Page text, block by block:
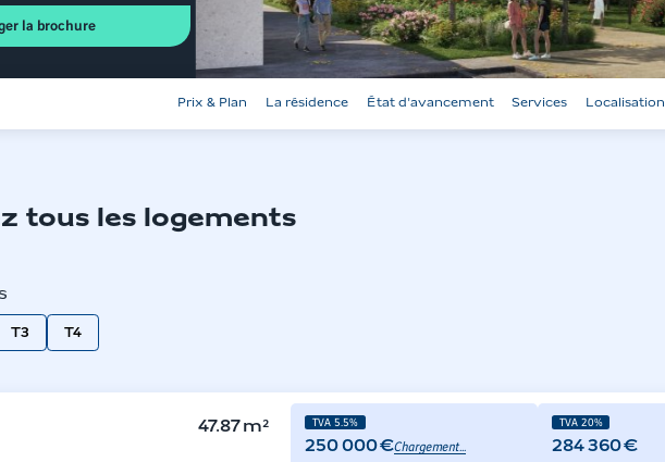
la brochure
Prix & Plan La résidence État d'avancement Services Localisation
tous les logements
T3 T4
47.87m² TVA 5.5%
250 000 €Chargement...
TVA 20%
284 360 €